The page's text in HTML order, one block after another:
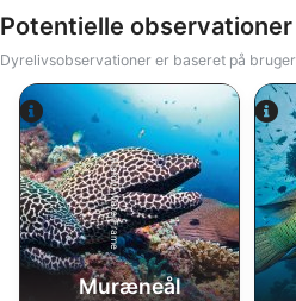
Potentielle
Dyrelivsobservationer er baseret på
Alamy-WaterFrame
Muræneål